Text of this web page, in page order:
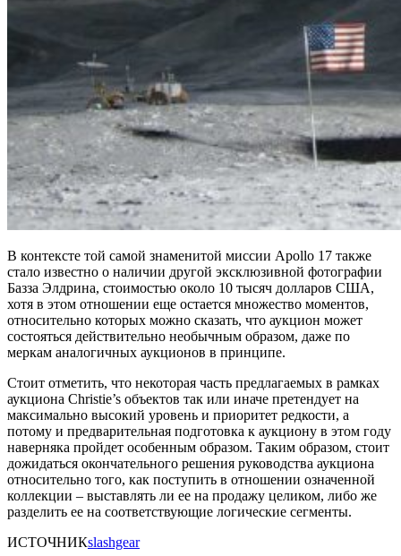
В контексте той самой знаменитой миссии Apollo 17 также
стало известно о наличии другой эксклюзивной фотографии
Базза Элдрина, стоимостью около 10 тысяч долларов США,
хотя в этом отношении еще остается множество моментов,
относительно которых можно сказать, что аукцион может
состояться действительно необычным образом, даже по
меркам аналогичных аукционов в принципе.
Стоит отметить, что некоторая часть предлагаемых в рамках
аукциона Christie’s объектов так или иначе претендует на
максимально высокий уровень и приоритет редкости, а
потому и предварительная подготовка к аукциону в этом году
наверняка пройдет особенным образом. Таким образом, стоит
дожидаться окончательного решения руководства аукциона
относительно того, как поступить в отношении означенной
коллекции – выставлять ли ее на продажу целиком, либо же
разделить ее на соответствующие логические сегменты.
ИСТОЧНИКslashgear